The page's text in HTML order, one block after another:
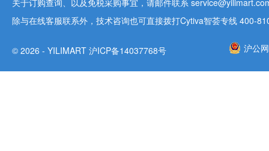
关于订购查询、以及免税采购事宜，请邮件联系
除与在线客服联系外，技术咨询也可直接拨打Cytiva智荟专线 400-
© 2026 - YILIMART 沪ICP备14037768号 沪公